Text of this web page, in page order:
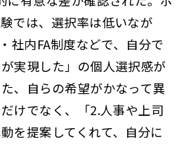
では、選択率は低いなが
社内FA制度などで、自分で
実現した」の個人選択感が
、自らの希望がかなって異
けでなく、「2.人事や上司
を提案してくれて、自分に